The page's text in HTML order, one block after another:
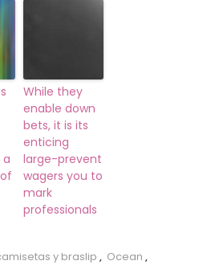
a
While they
enable down
bets, it is its
enticing
large-prevent
wagers you to
mark
professionals
y braslip , Ocean ,